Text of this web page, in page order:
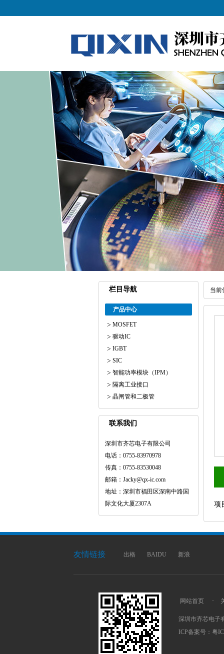
栏目导航
产品中心
MOSFET
驱动IC
IGBT
SIC
智能功率模块（IPM）
隔离工业接口
晶闸管和二极管
联系我们
深圳市齐芯电子有限公司
电话：0755-83970978
传真：0755-83530048
邮箱：Jacky@qx-ic.com
地址：深圳市福田区深南中路国
际文化大厦2307A
当前
项
友情链接 出格 BAIDU 新浪
网站首页 ·
深圳市齐芯电子
ICP备案号： 粤